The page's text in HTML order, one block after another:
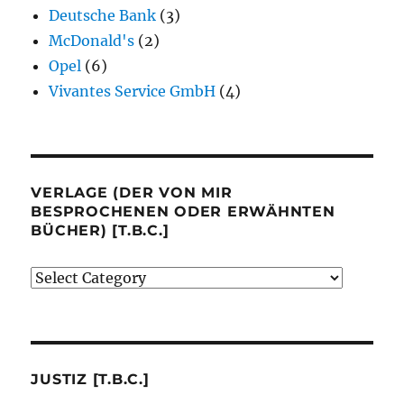
Deutsche Bank (3)
McDonald's (2)
Opel (6)
Vivantes Service GmbH (4)
VERLAGE (DER VON MIR
BESPROCHENEN ODER ERWÄHNTEN
BÜCHER) [T.B.C.]
Verlage
besprochenen
JUSTIZ [T.B.C.]